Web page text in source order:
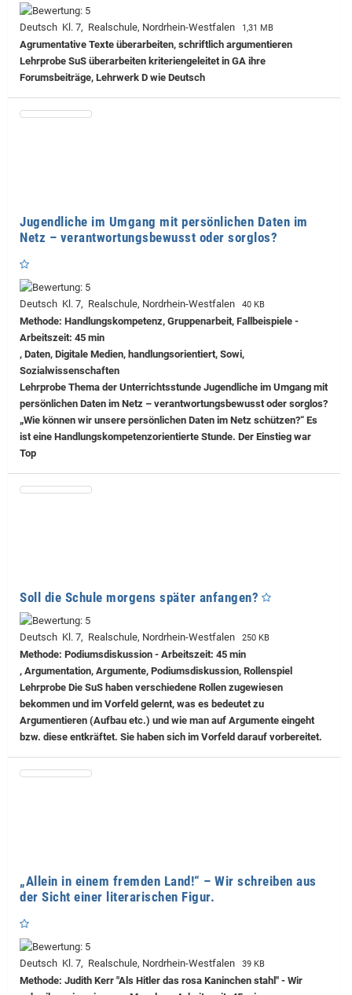
Deutsch Kl. 7, Realschule, Nordrhein-Westfalen 1,31 MB
Agrumentative Texte überarbeiten, schriftlich argumentieren
Lehrprobe SuS überarbeiten kriteriengeleitet in GA ihre
Forumsbeiträge, Lehrwerk D wie Deutsch
Jugendliche im Umgang mit persönlichen Daten im
Netz – verantwortungsbewusst oder sorglos?
Deutsch Kl. 7, Realschule, Nordrhein-Westfalen 40 KB
Methode: Handlungskompetenz, Gruppenarbeit, Fallbeispiele -
Arbeitszeit: 45 min
, Daten, Digitale Medien, handlungsorientiert, Sowi,
Sozialwissenschaften
Lehrprobe Thema der Unterrichtsstunde Jugendliche im Umgang mit
persönlichen Daten im Netz – verantwortungsbewusst oder sorglos?
„Wie können wir unsere persönlichen Daten im Netz schützen?“ Es
ist eine Handlungskompetenzorientierte Stunde. Der Einstieg war
Top
Soll die Schule morgens später anfangen?
Deutsch Kl. 7, Realschule, Nordrhein-Westfalen 250 KB
Methode: Podiumsdiskussion - Arbeitszeit: 45 min
, Argumentation, Argumente, Podiumsdiskussion, Rollenspiel
Lehrprobe Die SuS haben verschiedene Rollen zugewiesen
bekommen und im Vorfeld gelernt, was es bedeutet zu
Argumentieren (Aufbau etc.) und wie man auf Argumente eingeht
bzw. diese entkräftet. Sie haben sich im Vorfeld darauf vorbereitet.
„Allein in einem fremden Land!“ – Wir schreiben aus
der Sicht einer literarischen Figur.
Deutsch Kl. 7, Realschule, Nordrhein-Westfalen 39 KB
Methode: Judith Kerr "Als Hitler das rosa Kaninchen stahl" - Wir